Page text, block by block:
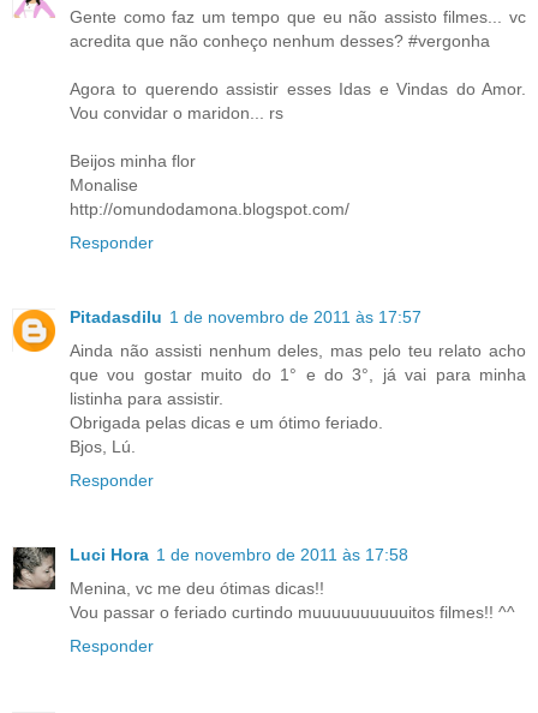
Gente como faz um tempo que eu não assisto filmes... vc
acredita que não conheço nenhum desses? #vergonha
Agora to querendo assistir esses Idas e Vindas do Amor.
Vou convidar o maridon... rs
Beijos minha flor
Monalise
http://omundodamona.blogspot.com/
Responder
Pitadasdilu 1 de novembro de 2011 às 17:57
Ainda não assisti nenhum deles, mas pelo teu relato acho
que vou gostar muito do 1° e do 3°, já vai para minha
listinha para assistir.
Obrigada pelas dicas e um ótimo feriado.
Bjos, Lú.
Responder
Luci Hora 1 de novembro de 2011 às 17:58
Menina, vc me deu ótimas dicas!!
Vou passar o feriado curtindo muuuuuuuuuuitos filmes!! ^^
Responder